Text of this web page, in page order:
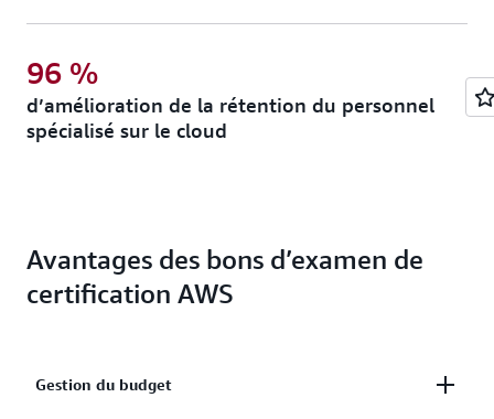
d’amélioration de la rétention du personnel
spécialisé sur le cloud
96 %
Avantages des bons d’examen de
certification AWS
Gestion du budget